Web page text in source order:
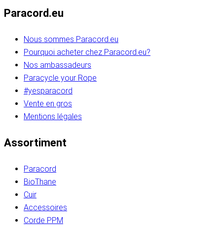
Paracord.eu
Nous sommes Paracord.eu
Pourquoi acheter chez Paracord.eu?
Nos ambassadeurs
Paracycle your Rope
#yesparacord
Vente en gros
Mentions légales
Assortiment
Paracord
BioThane
Cuir
Accessoires
Corde PPM